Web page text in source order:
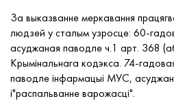
За выказванне меркавання
людзей у сталым узросце: 60-
асуджаная паводле ч.1 арт. 368
Крымінальнага кодэкса. 74-
паводле інфармацыі МУС,
і"распальванне варожасці".